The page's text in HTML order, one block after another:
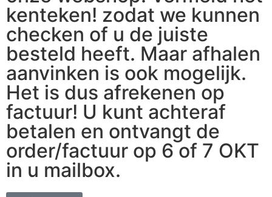
kenteken! zodat we kunnen
checken of u de juiste
besteld heeft. Maar afhalen
aanvinken is ook mogelijk.
Het is dus afrekenen op
factuur! U kunt achteraf
betalen en ontvangt de
order/factuur op 6 of 7 OKT
in u mailbox.